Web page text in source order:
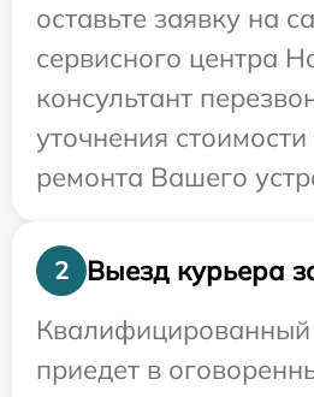
оставьте заявку на
сервисного центра
консультант
уточнения
ремонта Вашего
2
Выезд курьера
приедет в